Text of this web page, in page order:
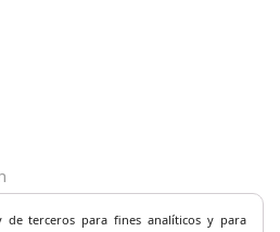
de terceros para fines analíticos y para